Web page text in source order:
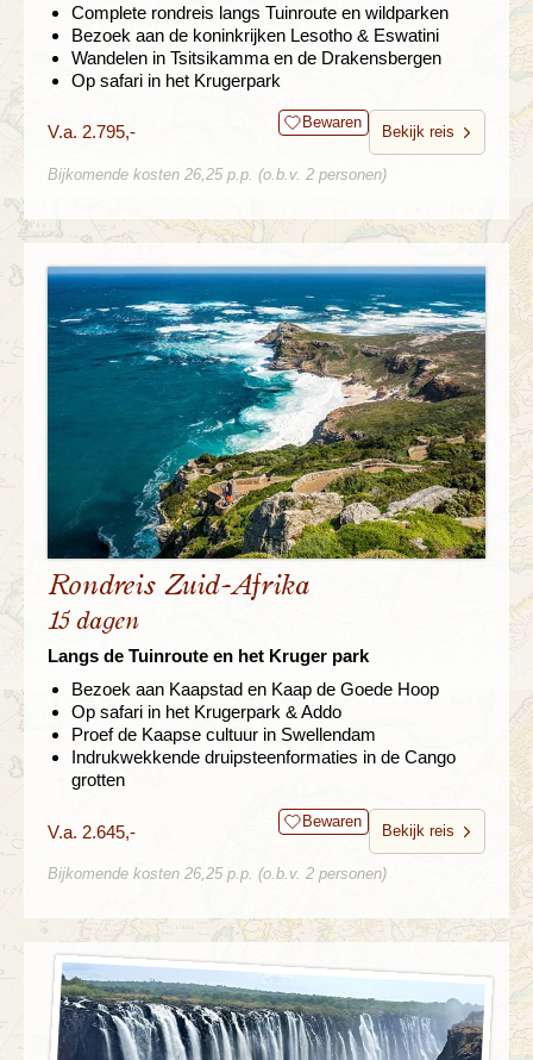
Complete rondreis langs Tuinroute en wildparken
Bezoek aan de koninkrijken Lesotho & Eswatini
Wandelen in Tsitsikamma en de Drakensbergen
Op safari in het Krugerpark
V.a. 2.795,- Bewaren
Bekijk reis
Bijkomende kosten 26,25 p.p. (o.b.v. 2 personen)
Rondreis Zuid-Afrika
15 dagen
Langs de Tuinroute en het Kruger park
Bezoek aan Kaapstad en Kaap de Goede Hoop
Op safari in het Krugerpark & Addo
Proef de Kaapse cultuur in Swellendam
Indrukwekkende druipsteenformaties in de Cango
grotten
V.a. 2.645,- Bewaren
Bekijk reis
Bijkomende kosten 26,25 p.p. (o.b.v. 2 personen)